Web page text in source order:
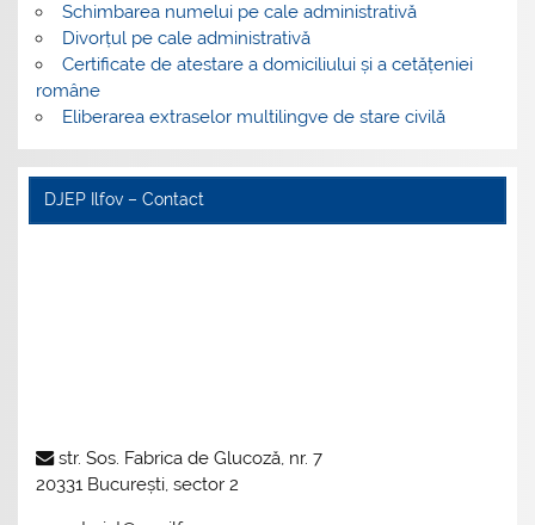
Schimbarea numelui pe cale administrativă
Divorțul pe cale administrativă
Certificate de atestare a domiciliului și a cetățeniei
române
Eliberarea extraselor multilingve de stare civilă
DJEP Ilfov – Contact
str. Sos. Fabrica de Glucoză, nr. 7
20331 București, sector 2